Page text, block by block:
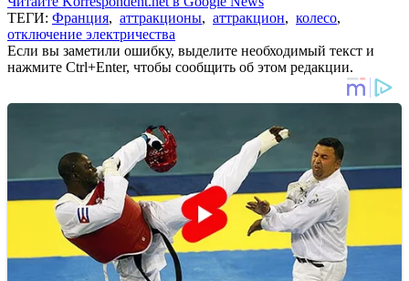
ТЕГИ: Франция, аттракционы, аттракцион, колесо,
отключение электричества
Если вы заметили ошибку, выделите необходимый текст и
нажмите Ctrl+Enter, чтобы сообщить об этом редакции.